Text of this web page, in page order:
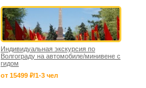
Индивидуальная экскурсия по
Волгограду на автомобиле/минивене с
гидом
от 15499 ₽/1-3 чел